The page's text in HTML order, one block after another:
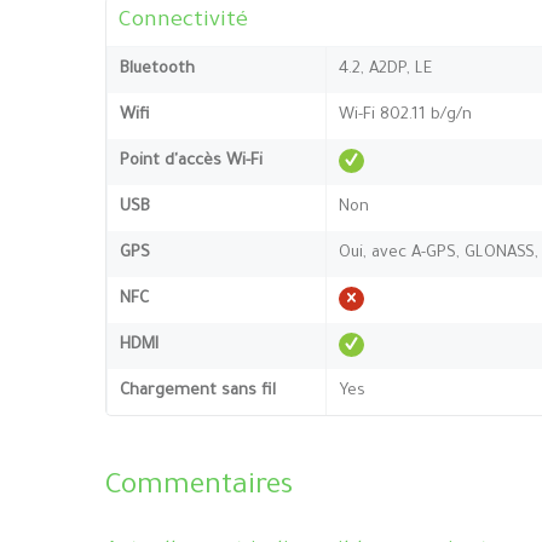
Connectivité
Bluetooth 4.2, A2DP, LE
Wifi Wi-Fi 802.11 b/g/n
Point d'accès Wi-Fi
USB Non
GPS Oui, avec A-GPS, GLONASS,
NFC
HDMI
Chargement sans fil Yes
Commentaires